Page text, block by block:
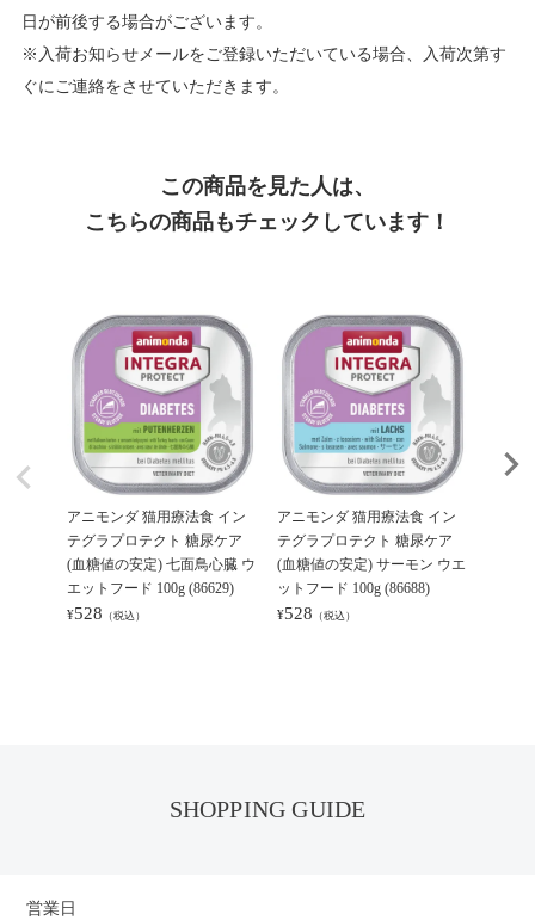
日が前後する場合がございます。
※入荷お知らせメールをご登録いただいている場合、入荷次第す
ぐにご連絡をさせていただきます。
この商品を見た人は、
こちらの商品もチェックしています！
アニモンダ 猫用療法食 イン
テグラプロテクト 糖尿ケア
(血糖値の安定) 七面鳥心臓 ウ
エットフード 100g (86629)
¥528 （税込）
アニモンダ 猫用療法食 イン
テグラプロテクト 糖尿ケア
(血糖値の安定) サーモン ウエ
ットフード 100g (86688)
¥528 （税込）
SHOPPING GUIDE
営業日